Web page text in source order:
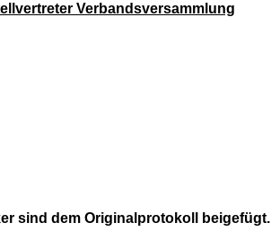
Verbandsversammlung
sind dem Originalprotokoll beigefügt.